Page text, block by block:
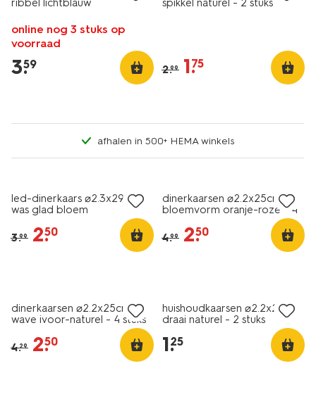
ribbel lichtblauw
online nog 3 stuks op
voorraad
3.
59
spikkel naturel - 2 stuks
2.99 1.
75
afhalen in 500+ HEMA winkels
led-dinerkaars ⌀2.3x29cm
was glad bloem
3.99 2.
50
vegan
dinerkaarsen ⌀2.2x25cm
bloemvorm oranje-roze - 4
4.99 2.
50
dinerkaarsen ⌀2.2x25cm
wave ivoor-naturel - 4 stuks
4.29 2.
50
huishoudkaarsen ⌀2.2x20cm
draai naturel - 2 stuks
1.
25